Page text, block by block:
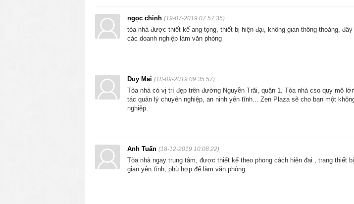
ngọc chinh (19-07-2019 07:57:35)
tòa nhà được thiết kế ang tọng, thiết bị hiện đại, không gian thông thoáng,
các doanh nghiệp làm văn phòng
Duy Mai (18-09-2019 09:35:57)
Tòa nhà có vị trí đẹp trên đường Nguyễn Trãi, quận 1. Tòa nhà cso quy mô
tác quản lý chuyên nghiệp, an ninh yên tĩnh... Zen Plaza sẽ cho bạn một
nghiệp.
Anh Tuấn (18-12-2019 10:08:22)
Tòa nhà ngay trung tâm, được thiết kế theo phong cách hiện đại , trang thiết
gian yên tĩnh, phù hợp để làm văn phòng.